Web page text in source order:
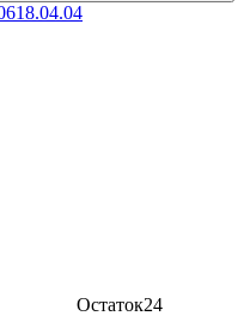
Остаток24